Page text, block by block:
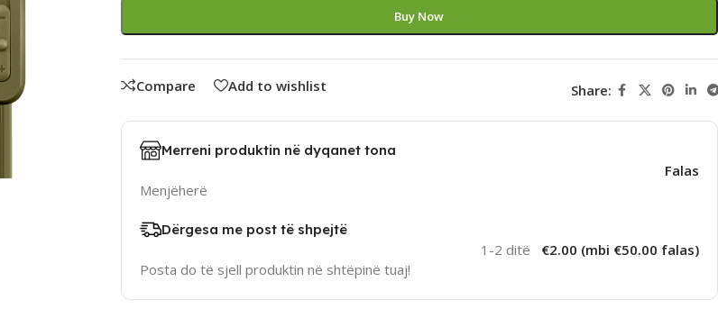
Buy Now
Compare Add to wishlist Share:
Merreni produktin në dyqanet tona
Menjëherë
Falas
Dërgesa me post të shpejtë
Posta do të sjell produktin në shtëpinë tuaj!
1-2 ditë €2.00 (mbi €50.00 falas)